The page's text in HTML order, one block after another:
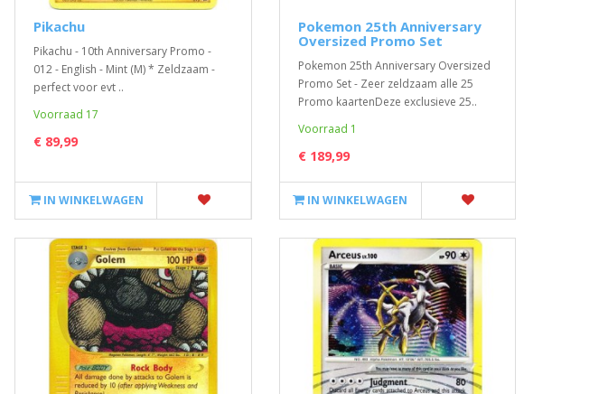
Pikachu
Pikachu - 10th Anniversary Promo -
012 - English - Mint (M) * Zeldzaam -
perfect voor evt ..
Voorraad 17
€ 89,99
IN WINKELWAGEN
Pokemon 25th Anniversary
Oversized Promo Set
Pokemon 25th Anniversary Oversized
Promo Set - Zeer zeldzaam alle 25
Promo kaartenDeze exclusieve 25..
Voorraad 1
€ 189,99
IN WINKELWAGEN